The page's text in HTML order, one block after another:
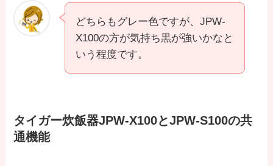
どちらもグレー色ですが、JPW-
X100の方が気持ち黒が強いかなと
いう程度です。
タイガー炊飯器JPW-X100とJPW-S100の共
通機能